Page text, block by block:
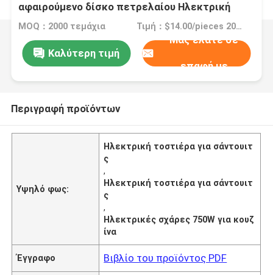
αφαιρούμενο δίσκο πετρελαίου Ηλεκτρική
τοστιέρα Σάντουιτς κατασκευαστής
MOQ：2000 τεμάχια Τιμή：$14.00/pieces 2000-19999 pieces
Καλύτερη τιμή
Μας ελάτε σε
επαφή με
Περιγραφή προϊόντων
Υψηλό φως:
Ηλεκτρική τοστιέρα για σάντουιτ
ς
,
Ηλεκτρική τοστιέρα για σάντουιτ
ς
,
Ηλεκτρικές σχάρες 750W για κουζ
ίνα
Έγγραφο Βιβλίο του προϊόντος PDF